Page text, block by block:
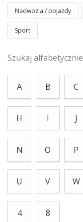
Nadwozia / pojazdy
Sport
Szukaj alfabetycznie
A B C
H I J
N O P
U V W
4 8